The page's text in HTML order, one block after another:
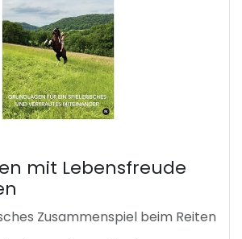
mit Lebensfreude
Zusammenspiel beim Reiten